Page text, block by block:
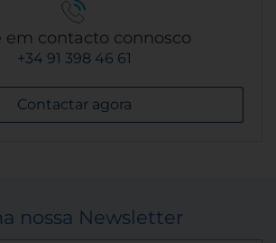
em contacto connosco
+34 91 398 46 61
Contactar agora
nossa Newsletter